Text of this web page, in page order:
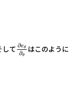
して ∂eθ
∂θ
はこのように